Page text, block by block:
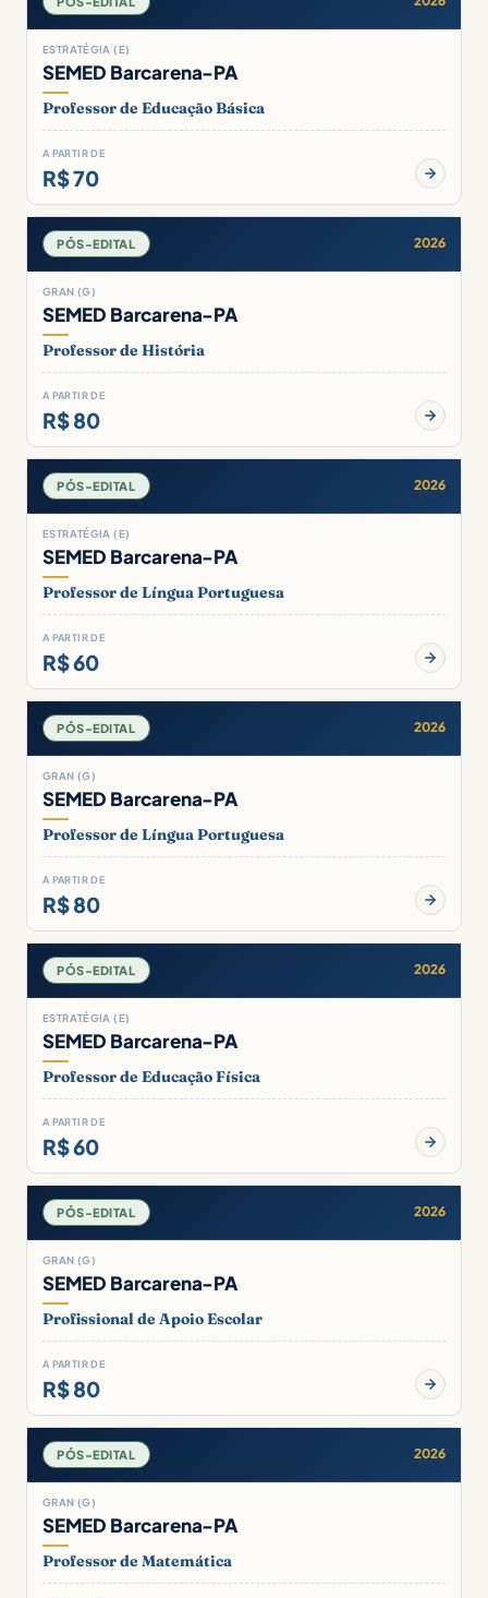
ESTRATÉGIA (E)
SEMED Barcarena-PA
Professor de Educação Básica
A PARTIR DE
R$ 70
PÓS-EDITAL 2026
GRAN (G)
SEMED Barcarena-PA
Professor de História
A PARTIR DE
R$ 80
PÓS-EDITAL 2026
ESTRATÉGIA (E)
SEMED Barcarena-PA
Professor de Língua Portuguesa
A PARTIR DE
R$ 60
PÓS-EDITAL 2026
GRAN (G)
SEMED Barcarena-PA
Professor de Língua Portuguesa
A PARTIR DE
R$ 80
PÓS-EDITAL 2026
ESTRATÉGIA (E)
SEMED Barcarena-PA
Professor de Educação Física
A PARTIR DE
R$ 60
PÓS-EDITAL 2026
GRAN (G)
SEMED Barcarena-PA
Profissional de Apoio Escolar
A PARTIR DE
R$ 80
PÓS-EDITAL 2026
GRAN (G)
SEMED Barcarena-PA
Professor de Matemática